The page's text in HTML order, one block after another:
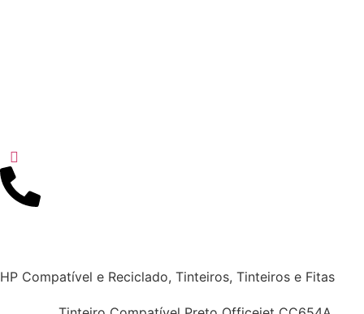
HP Compatível e Reciclado, Tinteiros, Tinteiros e Fitas